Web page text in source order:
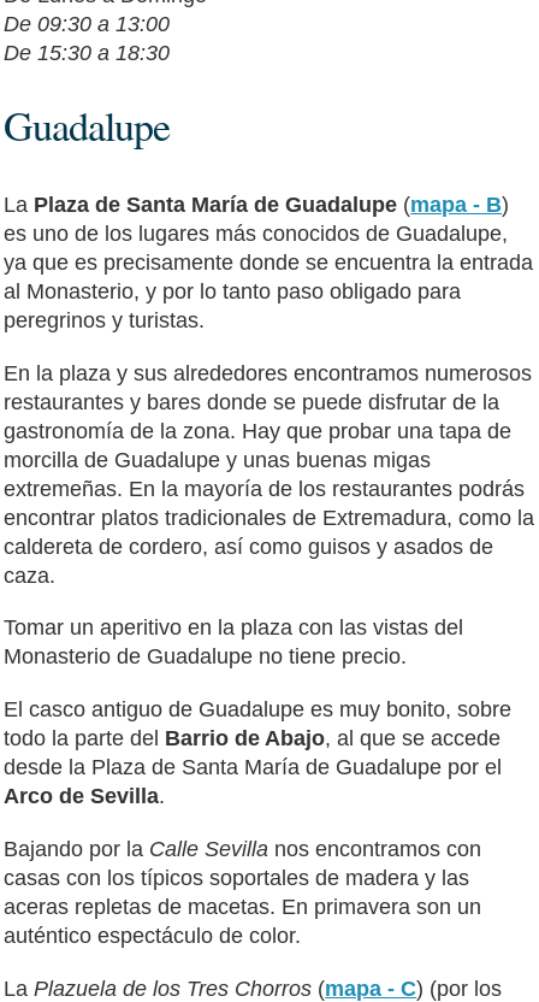
De 09:30 a 13:00
De 15:30 a 18:30
Guadalupe
La Plaza de Santa María de Guadalupe (mapa - B)
es uno de los lugares más conocidos de Guadalupe,
ya que es precisamente donde se encuentra la entrada
al Monasterio, y por lo tanto paso obligado para
peregrinos y turistas.
En la plaza y sus alrededores encontramos numerosos
restaurantes y bares donde se puede disfrutar de la
gastronomía de la zona. Hay que probar una tapa de
morcilla de Guadalupe y unas buenas migas
extremeñas. En la mayoría de los restaurantes podrás
encontrar platos tradicionales de Extremadura, como la
caldereta de cordero, así como guisos y asados de
caza.
Tomar un aperitivo en la plaza con las vistas del
Monasterio de Guadalupe no tiene precio.
El casco antiguo de Guadalupe es muy bonito, sobre
todo la parte del Barrio de Abajo, al que se accede
desde la Plaza de Santa María de Guadalupe por el
Arco de Sevilla.
Bajando por la Calle Sevilla nos encontramos con
casas con los típicos soportales de madera y las
aceras repletas de macetas. En primavera son un
auténtico espectáculo de color.
LaPlazuela de los Tres Chorros (mapa - C) (por los